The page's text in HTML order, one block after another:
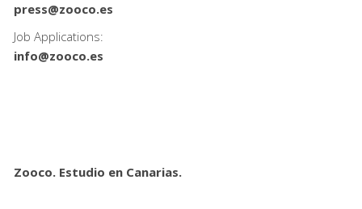
press@zooco.es
Job Applications:
info@zooco.es
Zooco. Estudio en Canarias.